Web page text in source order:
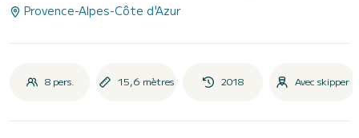
Provence-Alpes-Côte d'Azur
8 pers. 15,6 mètres 2018 Avec skipper